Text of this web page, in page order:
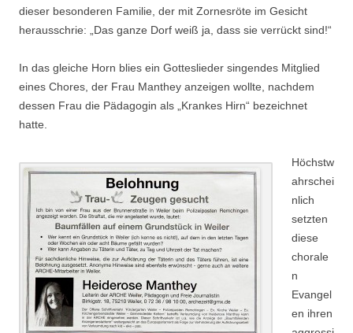
dieser besonderen Familie, der mit Zornesröte im Gesicht
herausschrie: „Das ganze Dorf weiß ja, dass sie verrückt sind!“
In das gleiche Horn blies ein Gotteslieder singendes Mitglied
eines Chores, der Frau Manthey anzeigen wollte, nachdem
dessen Frau die Pädagogin als „Krankes Hirn“ bezeichnet
hatte.
Höchstw
ahrschei
nlich
setzten
diese
chorale
n
Evangel
en ihren